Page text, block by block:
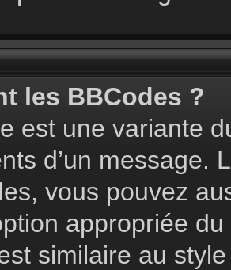
les BBCodes ?
est une variante
d’un message.
vous pouvez
appropriée
similaire au